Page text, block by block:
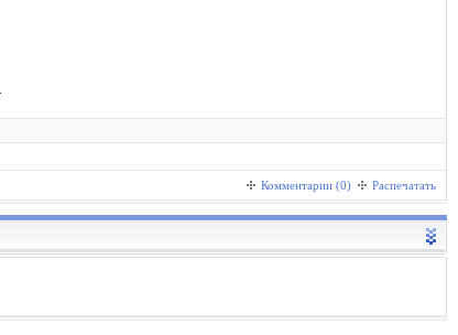
Комментарии (0) Распечатать